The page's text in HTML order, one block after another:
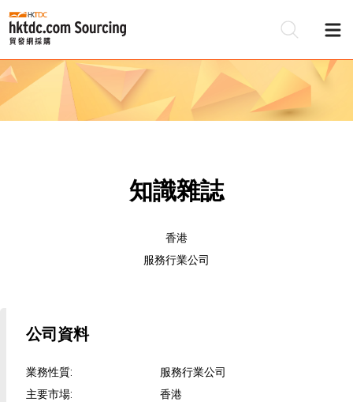
知識雜誌
香港
服務行業公司
公司資料
業務性質:
服務行業公司
主要市場:
香港